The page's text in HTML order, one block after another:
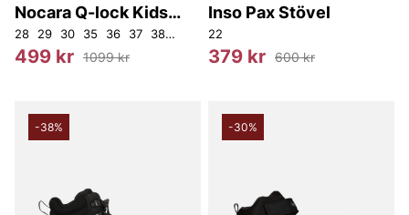
Nocara Q-lock Kids
Boot WP
28 29 30 35 36 37 38 39
499 kr 1099 kr
Inso Pax Stövel
22
379 kr 600 kr
-38% -30%